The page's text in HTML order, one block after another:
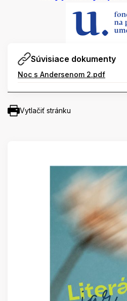
Súvisiace dokumenty
Noc s Andersenom 2.pdf
Vytlačiť stránku